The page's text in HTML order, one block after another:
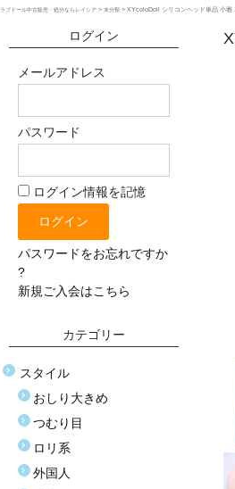
ラブドール中古販売・処分ならレイシア > 未分類 > XYcoloDoll シリコンヘッド単品 小雅
ログイン
メールアドレス
パスワード
ログイン情報を記憶
パスワードをお忘れですか
?
新規ご入会はこちら
カテゴリー
スタイル
おしり大きめ
つむり目
ロリ系
外国人